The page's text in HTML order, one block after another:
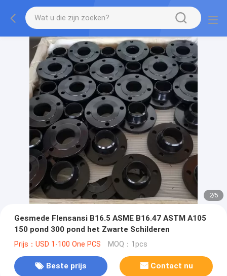
2/5
Gesmede Flensansi B16.5 ASME B16.47 ASTM A105
150 pond 300 pond het Zwarte Schilderen
Prijs：USD 1-100 One PCS MOQ：1pcs
Beste prijs Contact nu